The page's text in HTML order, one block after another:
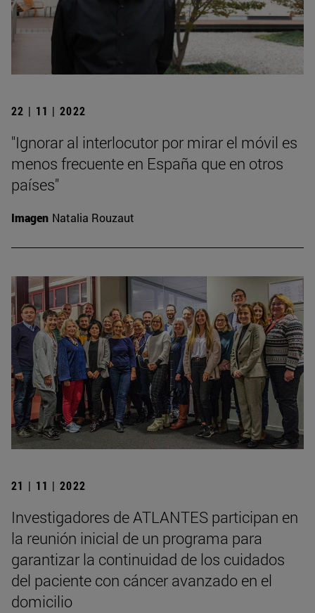
22 | 11 | 2022
"Ignorar al interlocutor por mirar el móvil es
menos frecuente en España que en otros
países"
Imagen Natalia Rouzaut
21 | 11 | 2022
Investigadores de ATLANTES participan en
la reunión inicial de un programa para
garantizar la continuidad de los cuidados
del paciente con cáncer avanzado en el
domicilio